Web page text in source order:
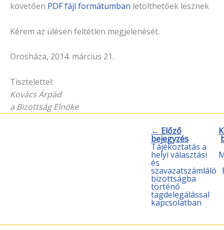
követően PDF fájl formátumban letölthetőek lesznek
Kérem az ülésen feltétlen megjelenését.
Orosháza, 2014. március 21.
Tisztelettel:
Kovács Árpád
a Bizottság Elnöke
← Előző
bejegyzés
Tájékoztatás a
helyi választási
és
szavazatszámláló
bizottságba
történő
tagdelegálással
kapcsolatban